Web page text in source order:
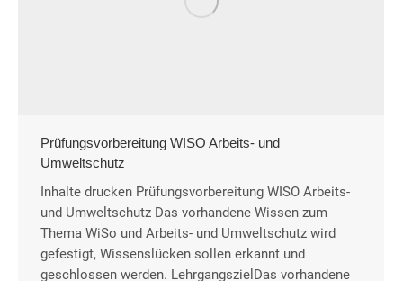
Prüfungsvorbereitung WISO Arbeits- und
Umweltschutz
Inhalte drucken Prüfungsvorbereitung WISO Arbeits-
und Umweltschutz Das vorhandene Wissen zum
Thema WiSo und Arbeits- und Umweltschutz wird
gefestigt, Wissenslücken sollen erkannt und
geschlossen werden. LehrgangszielDas vorhandene